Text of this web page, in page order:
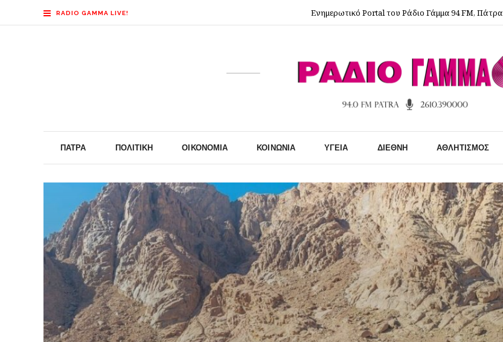
RADIO GAMMA LIVE! Ενημερωτικό Portal του Ράδιο Γάμμα 94 FM, Πάτρα
ΠΆΤΡΑ ΠΟΛΙΤΙΚΉ ΟΙΚΟΝΟΜΊΑ ΚΟΙΝΩΝΊΑ ΥΓΕΊΑ ΔΙΕΘΝΉ ΑΘΛΗΤΙΣΜΌΣ